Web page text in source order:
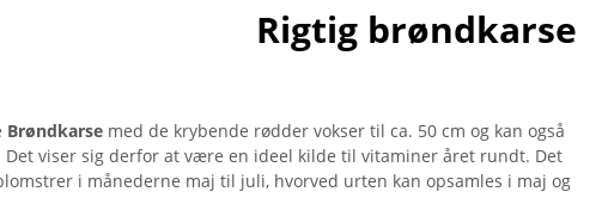
Rigtig brøndkarse
Brøndkarse med de krybende rødder vokser til ca. 50 cm og kan også
Det viser sig derfor at være en ideel kilde til vitaminer året rundt. Det
i månederne maj til juli, hvorved urten kan opsamles i maj og